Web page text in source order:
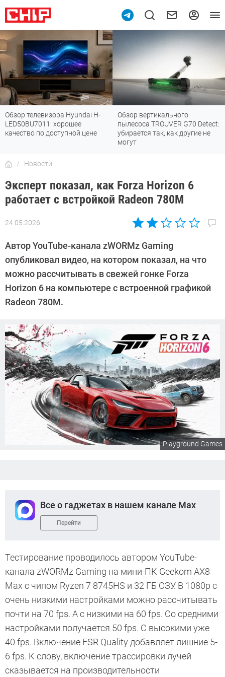
Обзор телевизора Hyundai H-
LED50BU7011: хорошее
качество по доступной цене
Обзор вертикального
пылесоса TROUVER G70 Detect:
убирается так, как другие не
могут
Новости
Эксперт показал, как Forza Horizon 6
работает с встройкой Radeon 780M
24.05.2026
Автор:
Калашников
Автор YouTube-канала zWORMz Gaming
опубликовал видео, на котором показал, на что
можно рассчитывать в свежей гонке Forza
Horizon 6 на компьютере с встроенной графикой
Radeon 780M.
Playground Games
Все о гаджетах в нашем канале Max
Перейти
Тестирование проводилось автором YouTube-
канала zWORMz Gaming на мини-ПК Geekom AX8
Max с чипом Ryzen 7 8745HS и 32 ГБ ОЗУ. В 1080p с
очень низкими настройками можно рассчитывать
почти на 70 fps. А с низкими на 60 fps. Со средними
настройками получается 50 fps. С высокими уже
40 fps. Включение FSR Quality добавляет лишние 5-
6 fps. К слову, включение трассировки лучей
сказывается на производительности